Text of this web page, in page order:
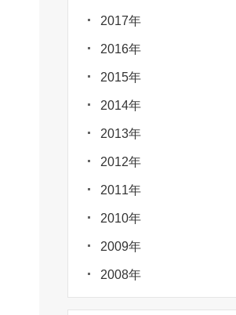
2017年
2016年
2015年
2014年
2013年
2012年
2011年
2010年
2009年
2008年